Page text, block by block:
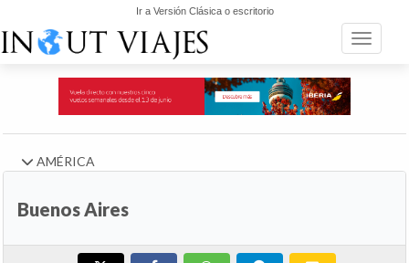
Ir a Versión Clásica o escritorio
Toggle
AMÉRICA
Buenos Aires